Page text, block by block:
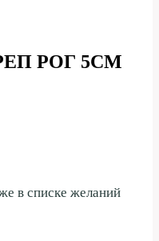
РОГ 5СМ
в списке желаний